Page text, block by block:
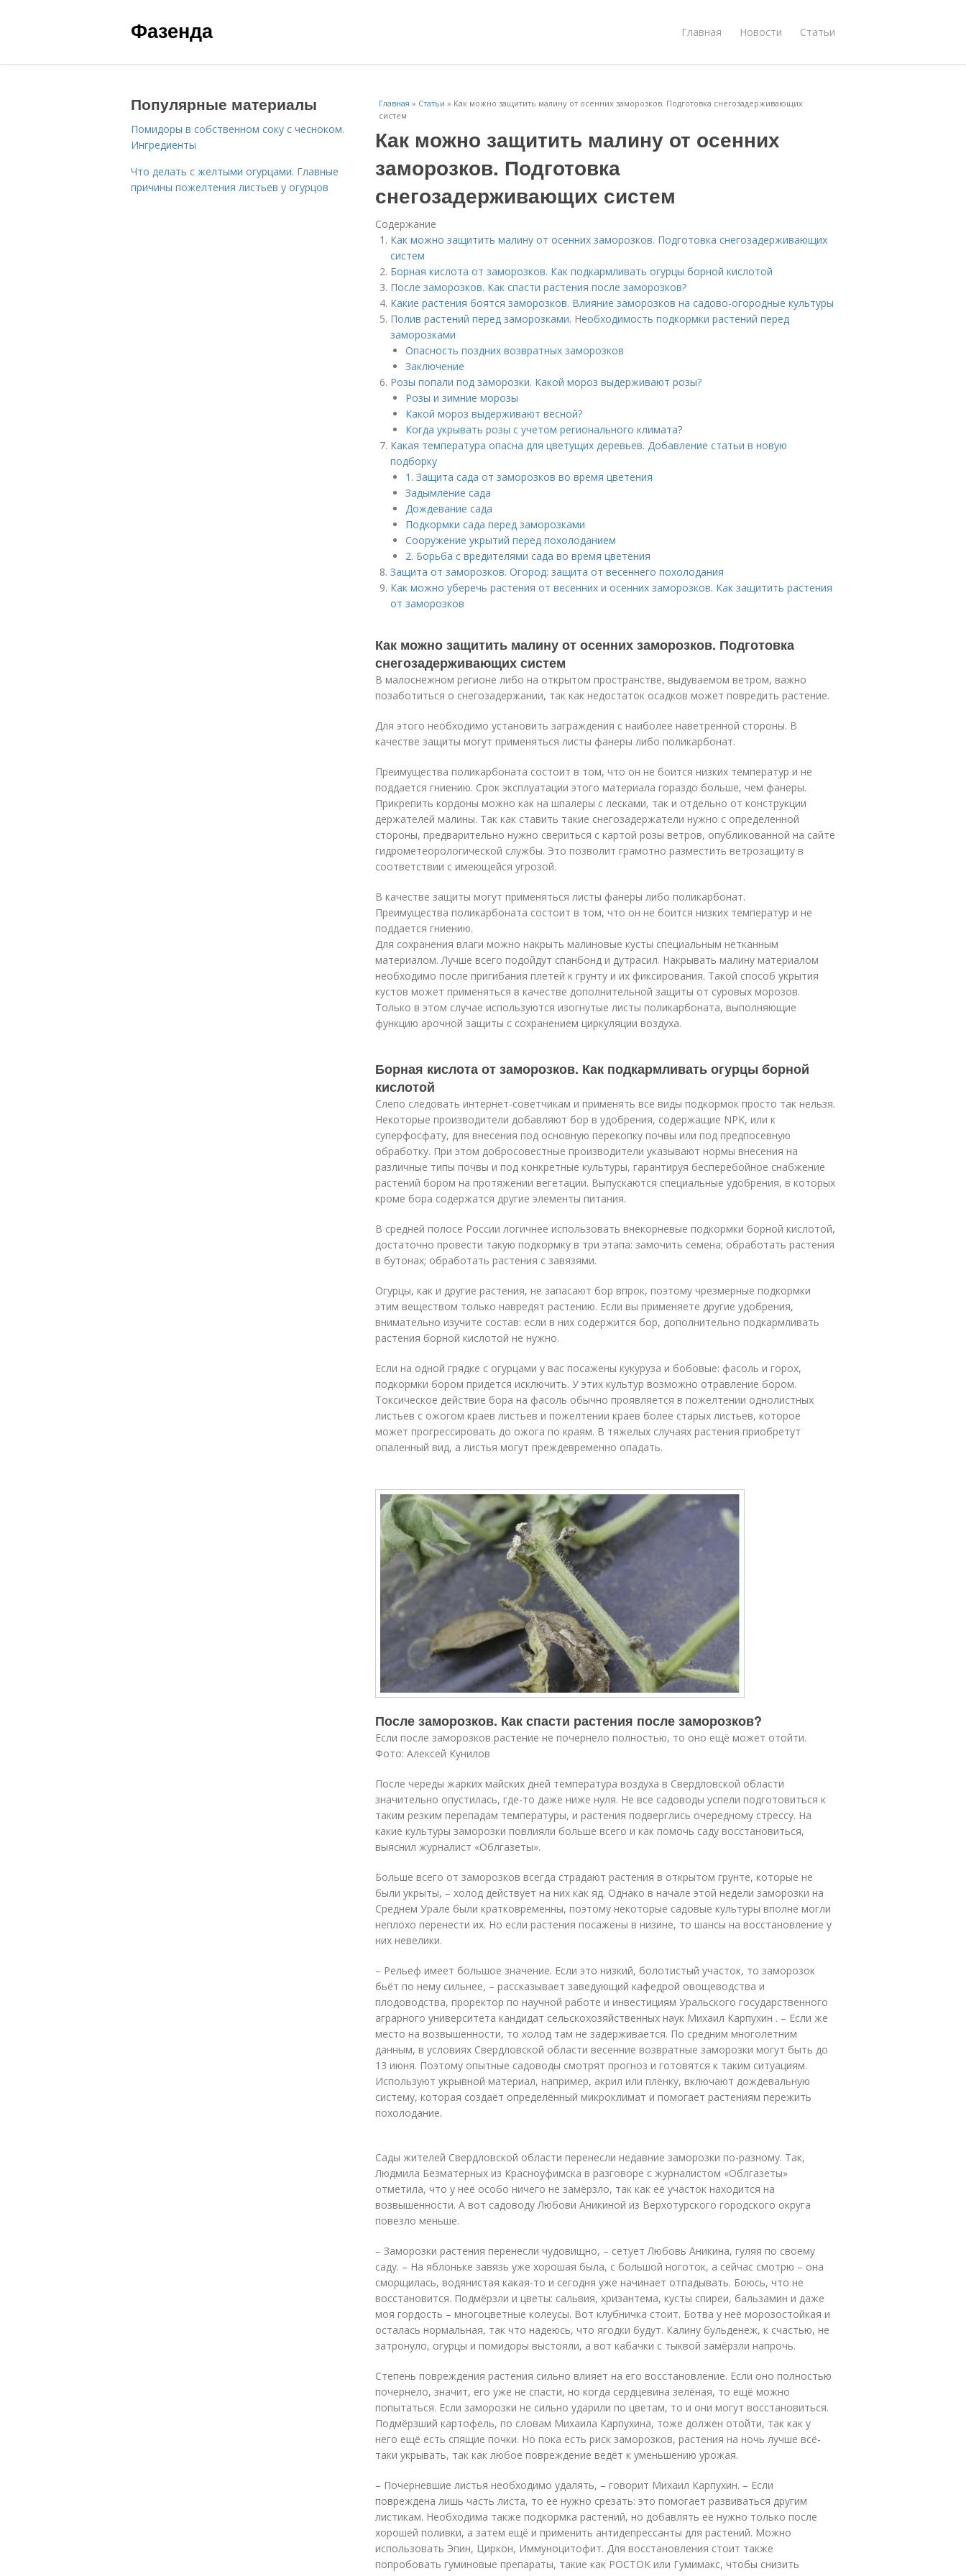
Фазенда Главная Новости Статьи
Главная » Статьи » Как можно защитить малину от осенних заморозков. Подготовка снегозадерживающих
систем
Как можно защитить малину от осенних
заморозков. Подготовка
снегозадерживающих систем
Содержание
Как можно защитить малину от осенних заморозков. Подготовка снегозадерживающих
систем
Борная кислота от заморозков. Как подкармливать огурцы борной кислотой
После заморозков. Как спасти растения после заморозков?
Какие растения боятся заморозков. Влияние заморозков на садово-огородные культуры
Полив растений перед заморозками. Необходимость подкормки растений перед
заморозками
Опасность поздних возвратных заморозков
Заключение
Розы попали под заморозки. Какой мороз выдерживают розы?
Розы и зимние морозы
Какой мороз выдерживают весной?
Когда укрывать розы с учетом регионального климата?
Какая температура опасна для цветущих деревьев. Добавление статьи в новую
подборку
1. Защита сада от заморозков во время цветения
Задымление сада
Дождевание сада
Подкормки сада перед заморозками
Сооружение укрытий перед похолоданием
2. Борьба с вредителями сада во время цветения
Защита от заморозков. Огород: защита от весеннего похолодания
Как можно уберечь растения от весенних и осенних заморозков. Как защитить растения
от заморозков
Как можно защитить малину от осенних заморозков. Подготовка
снегозадерживающих систем
В малоснежном регионе либо на открытом пространстве, выдуваемом ветром, важно
позаботиться о снегозадержании, так как недостаток осадков может повредить растение.
Для этого необходимо установить заграждения с наиболее наветренной стороны. В
качестве защиты могут применяться листы фанеры либо поликарбонат.
Преимущества поликарбоната состоит в том, что он не боится низких температур и не
поддается гниению. Срок эксплуатации этого материала гораздо больше, чем фанеры.
Прикрепить кордоны можно как на шпалеры с лесками, так и отдельно от конструкции
держателей малины. Так как ставить такие снегозадержатели нужно с определенной
стороны, предварительно нужно свериться с картой розы ветров, опубликованной на сайте
гидрометеорологической службы. Это позволит грамотно разместить ветрозащиту в
соответствии с имеющейся угрозой.
В качестве защиты могут применяться листы фанеры либо поликарбонат.
Преимущества поликарбоната состоит в том, что он не боится низких температур и не
поддается гниению.
Для сохранения влаги можно накрыть малиновые кусты специальным нетканным
материалом. Лучше всего подойдут спанбонд и дутрасил. Накрывать малину материалом
необходимо после пригибания плетей к грунту и их фиксирования. Такой способ укрытия
кустов может применяться в качестве дополнительной защиты от суровых морозов.
Только в этом случае используются изогнутые листы поликарбоната, выполняющие
функцию арочной защиты с сохранением циркуляции воздуха.
Борная кислота от заморозков. Как подкармливать огурцы борной
кислотой
Слепо следовать интернет-советчикам и применять все виды подкормок просто так нельзя.
Некоторые производители добавляют бор в удобрения, содержащие NPK, или к
суперфосфату, для внесения под основную перекопку почвы или под предпосевную
обработку. При этом добросовестные производители указывают нормы внесения на
различные типы почвы и под конкретные культуры, гарантируя бесперебойное снабжение
растений бором на протяжении вегетации. Выпускаются специальные удобрения, в которых
кроме бора содержатся другие элементы питания.
В средней полосе России логичнее использовать внекорневые подкормки борной кислотой,
достаточно провести такую подкормку в три этапа: замочить семена; обработать растения
в бутонах; обработать растения с завязями.
Огурцы, как и другие растения, не запасают бор впрок, поэтому чрезмерные подкормки
этим веществом только навредят растению. Если вы применяете другие удобрения,
внимательно изучите состав: если в них содержится бор, дополнительно подкармливать
растения борной кислотой не нужно.
Если на одной грядке с огурцами у вас посажены кукуруза и бобовые: фасоль и горох,
подкормки бором придется исключить. У этих культур возможно отравление бором.
Токсическое действие бора на фасоль обычно проявляется в пожелтении однолистных
листьев с ожогом краев листьев и пожелтении краев более старых листьев, которое
может прогрессировать до ожога по краям. В тяжелых случаях растения приобретут
опаленный вид, а листья могут преждевременно опадать.
После заморозков. Как спасти растения после заморозков?
Если после заморозков растение не почернело полностью, то оно ещё может отойти.
Фото: Алексей Кунилов
После череды жарких майских дней температура воздуха в Свердловской области
значительно опустилась, где-то даже ниже нуля. Не все садоводы успели подготовиться к
таким резким перепадам температуры, и растения подверглись очередному стрессу. На
какие культуры заморозки повлияли больше всего и как помочь саду восстановиться,
выяснил журналист «Облгазеты».
Больше всего от заморозков всегда страдают растения в открытом грунте, которые не
были укрыты, – холод действует на них как яд. Однако в начале этой недели заморозки на
Среднем Урале были кратковременны, поэтому некоторые садовые культуры вполне могли
неплохо перенести их. Но если растения посажены в низине, то шансы на восстановление у
них невелики.
– Рельеф имеет большое значение. Если это низкий, болотистый участок, то заморозок
бьёт по нему сильнее, – рассказывает заведующий кафедрой овощеводства и
плодоводства, проректор по научной работе и инвестициям Уральского государственного
аграрного университета кандидат сельскохозяйственных наук Михаил Карпухин . – Если же
место на возвышенности, то холод там не задерживается. По средним многолетним
данным, в условиях Свердловской области весенние возвратные заморозки могут быть до
13 июня. Поэтому опытные садоводы смотрят прогноз и готовятся к таким ситуациям.
Используют укрывной материал, например, акрил или плёнку, включают дождевальную
систему, которая создаёт определённый микроклимат и помогает растениям пережить
похолодание.
Сады жителей Свердловской области перенесли недавние заморозки по-разному. Так,
Людмила Безматерных из Красноуфимска в разговоре с журналистом «Облгазеты»
отметила, что у неё особо ничего не замёрзло, так как её участок находится на
возвышенности. А вот садоводу Любови Аникиной из Верхотурского городского округа
повезло меньше.
– Заморозки растения перенесли чудовищно, – сетует Любовь Аникина, гуляя по своему
саду. – На яблоньке завязь уже хорошая была, с большой ноготок, а сейчас смотрю – она
сморщилась, водянистая какая-то и сегодня уже начинает отпадывать. Боюсь, что не
восстановится. Подмёрзли и цветы: сальвия, хризантема, кусты спиреи, бальзамин и даже
моя гордость – многоцветные колеусы. Вот клубничка стоит. Ботва у неё морозостойкая и
осталась нормальная, так что надеюсь, что ягодки будут. Калину бульденеж, к счастью, не
затронуло, огурцы и помидоры выстояли, а вот кабачки с тыквой замёрзли напрочь.
Степень повреждения растения сильно влияет на его восстановление. Если оно полностью
почернело, значит, его уже не спасти, но когда сердцевина зелёная, то ещё можно
попытаться. Если заморозки не сильно ударили по цветам, то и они могут восстановиться.
Подмёрзший картофель, по словам Михаила Карпухина, тоже должен отойти, так как у
него ещё есть спящие почки. Но пока есть риск заморозков, растения на ночь лучше всё-
таки укрывать, так как любое повреждение ведёт к уменьшению урожая.
– Почерневшие листья необходимо удалять, – говорит Михаил Карпухин. – Если
повреждена лишь часть листа, то её нужно срезать: это помогает развиваться другим
листикам. Необходима также подкормка растений, но добавлять её нужно только после
хорошей поливки, а затем ещё и применить антидепрессанты для растений. Можно
использовать Эпин, Циркон, Иммуноцитофит. Для восстановления стоит также
попробовать гуминовые препараты, такие как РОСТОК или Гумимакс, чтобы снизить
Популярные материалы
Помидоры в собственном соку с чесноком.
Ингредиенты
Что делать с желтыми огурцами. Главные
причины пожелтения листьев у огурцов